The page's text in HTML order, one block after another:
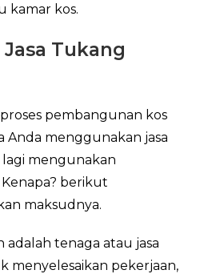
kamar kos.
Tukang
pembangunan kos
Anda menggunakan jasa
mengunakan
berikut
maksudnya.
adalah tenaga atau jasa
menyelesaikan pekerjaan,